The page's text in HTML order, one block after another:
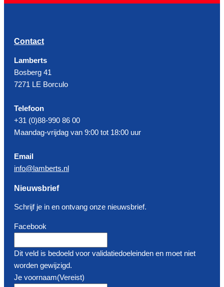
Contact
Lamberts
Bosberg 41
7271 LE Borculo
Telefoon
+31 (0)88-990 86 00
Maandag-vrijdag van 9:00 tot 18:00 uur
Email
info@lamberts.nl
Nieuwsbrief
Schrijf je in en ontvang onze nieuwsbrief.
Facebook
Dit veld is bedoeld voor validatiedoeleinden en moet niet
worden gewijzigd.
Je voornaam(Vereist)